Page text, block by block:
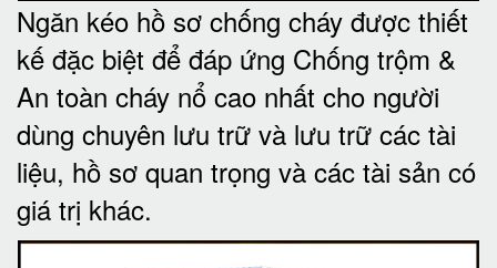
Ngăn kéo hồ sơ chống cháy được thiết
kế đặc biệt để đáp ứng Chống trộm &
An toàn cháy nổ cao nhất cho người
dùng chuyên lưu trữ và lưu trữ các tài
liệu, hồ sơ quan trọng và các tài sản có
giá trị khác.